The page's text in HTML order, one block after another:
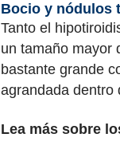
Bocio y nódulos
Tanto el
un tamaño mayor
bastante grande
agrandada dentro
Lea más sobre